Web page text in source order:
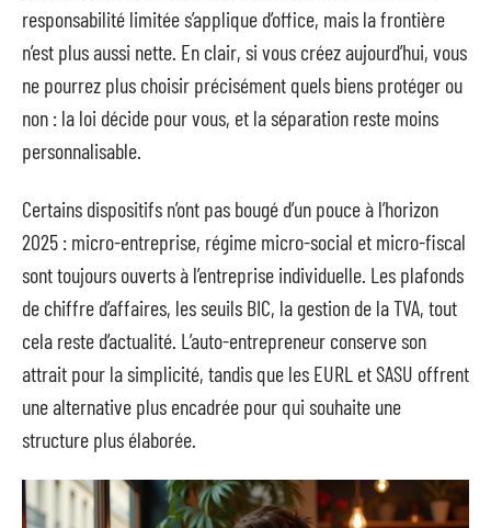
responsabilité limitée s’applique d’office, mais la frontière
n’est plus aussi nette. En clair, si vous créez aujourd’hui, vous
ne pourrez plus choisir précisément quels biens protéger ou
non : la loi décide pour vous, et la séparation reste moins
personnalisable.
Certains dispositifs n’ont pas bougé d’un pouce à l’horizon
2025 : micro-entreprise, régime micro-social et micro-fiscal
sont toujours ouverts à l’entreprise individuelle. Les plafonds
de chiffre d’affaires, les seuils BIC, la gestion de la TVA, tout
cela reste d’actualité. L’auto-entrepreneur conserve son
attrait pour la simplicité, tandis que les EURL et SASU offrent
une alternative plus encadrée pour qui souhaite une
structure plus élaborée.